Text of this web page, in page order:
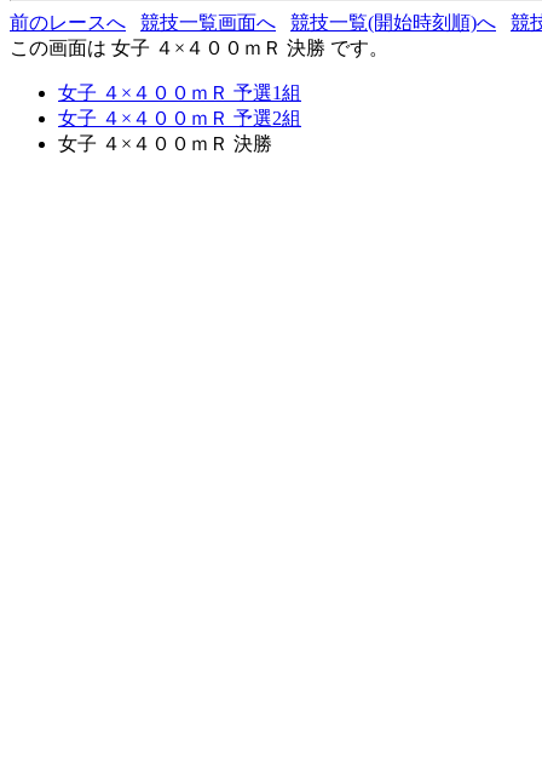
前のレースへ 競技一覧画面へ 競技一覧(開始時刻順)へ
競
この画面は 女子 ４×４００ｍＲ 決勝 です。
女子 ４×４００ｍＲ 予選1組
女子 ４×４００ｍＲ 予選2組
女子 ４×４００ｍＲ 決勝